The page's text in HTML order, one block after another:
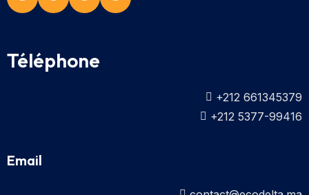
Téléphone
+212 661345379
+212 5377-99416
Email